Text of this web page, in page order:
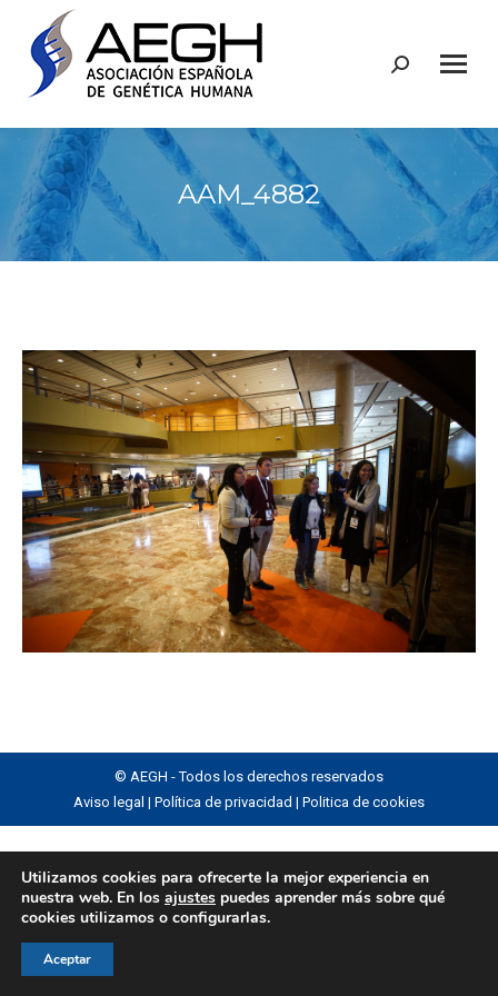
Buscar:
AAM_4882
© AEGH - Todos los derechos reservados
Aviso legal | Política de privacidad | Politica de cookies
Utilizamos cookies para ofrecerte la mejor experiencia en
nuestra web. En los ajustes puedes aprender más sobre qué
cookies utilizamos o configurarlas.
Aceptar